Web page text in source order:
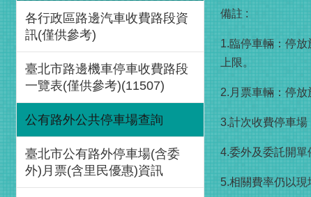
各行政區路邊汽車收費路段資
訊(僅供參考)
臺北市路邊機車停車收費路段
一覽表(僅供參考)(11507)
公有路外公共停車場查詢
臺北市公有路外停車場(含委
外)月票(含里民優惠)資訊
備註 :
1.臨停車輛：停
上限。
2.月票車輛：停放
3.計次收費停車
4.委外及委託開單
5.相關費率仍以